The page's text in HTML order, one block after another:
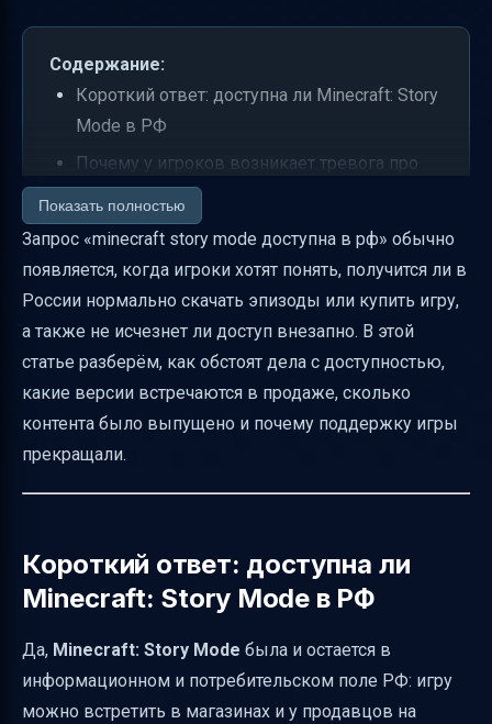
Содержание:
Короткий ответ: доступна ли Minecraft: Story
Mode в РФ
Почему у игроков возникает тревога про
доступность
Что именно считать Minecraft: Story Mode
Сюжет и главный герой: зачем это
вспоминают при покупке
Почему «решения» так важны в Minecraft:
Story Mode
Какие платформы были доступны и почему
это влияет на РФ
поддержку
В чем главная выгода для игрока:
действовать вовремя и понимать формат
Как понять, что вы покупаете именно
нужный контент
Показать полностью
Запрос «minecraft story mode доступна в рф» обычно
появляется, когда игроки хотят понять, получится ли в
России нормально скачать эпизоды или купить игру,
а также не исчезнет ли доступ внезапно. В этой
статье разберём, как обстоят дела с доступностью,
какие версии встречаются в продаже, сколько
контента было выпущено и почему поддержку игры
прекращали.
Короткий ответ: доступна ли
Minecraft: Story Mode в РФ
Да, Minecraft: Story Mode была и остается в
информационном и потребительском поле РФ: игру
можно встретить в магазинах и у продавцов на